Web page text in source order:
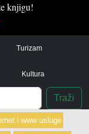
knjigu!
Turizam
Kultura
Traži
i www usluge